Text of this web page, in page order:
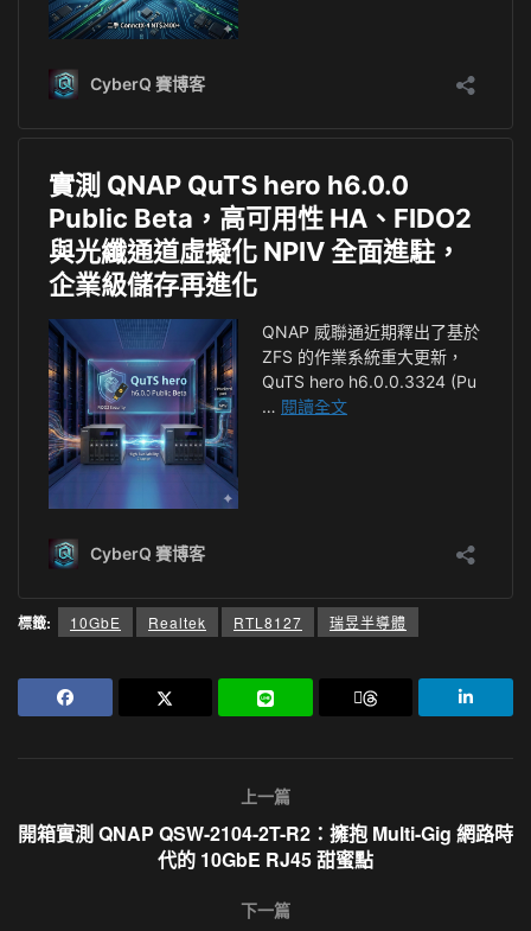
標籤: 10GbE Realtek RTL8127 瑞昱半導體
上一篇
開箱實測 QNAP QSW-2104-2T-R2：擁抱 Multi-Gig 網路時
代的 10GbE RJ45 甜蜜點
下一篇